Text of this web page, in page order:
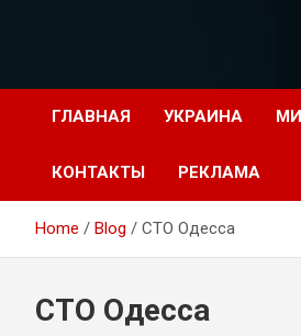
ГЛАВНАЯ УКРАИНА
КОНТАКТЫ РЕКЛАМА
Home Blog СТО Одесса
СТО Одесса